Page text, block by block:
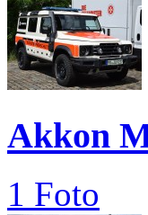
Akkon
1 Foto